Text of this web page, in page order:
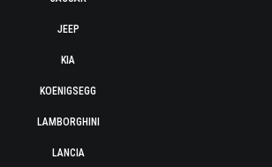
JEEP
KIA
KOENIGSEGG
LAMBORGHINI
LANCIA